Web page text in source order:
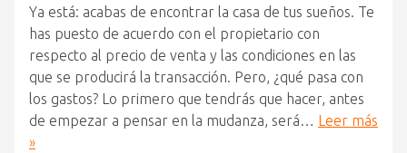
Ya está: acabas de encontrar la casa de tus sueños. Te
has puesto de acuerdo con el propietario con
respecto al precio de venta y las condiciones en las
que se producirá la transacción. Pero, ¿qué pasa con
los gastos? Lo primero que tendrás que hacer, antes
de empezar a pensar en la mudanza, será… Leer más
»